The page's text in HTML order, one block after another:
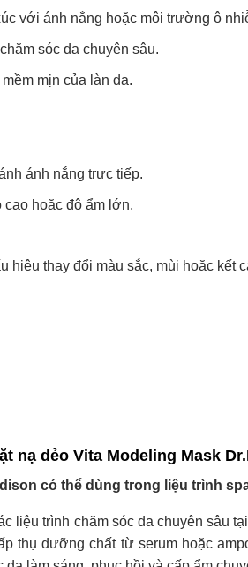
với ánh nắng hoặc môi trường ô
sóc da chuyên sâu.
mịn của làn da.
ánh nắng trực tiếp.
hoặc độ ẩm lớn.
hiệu thay đổi màu sắc, mùi hoặc kết
nạ dẻo Vita Modeling Mask
có thể dùng trong liệu trình
liệu trình chăm sóc da chuyên sâu
thụ dưỡng chất từ serum hoặc